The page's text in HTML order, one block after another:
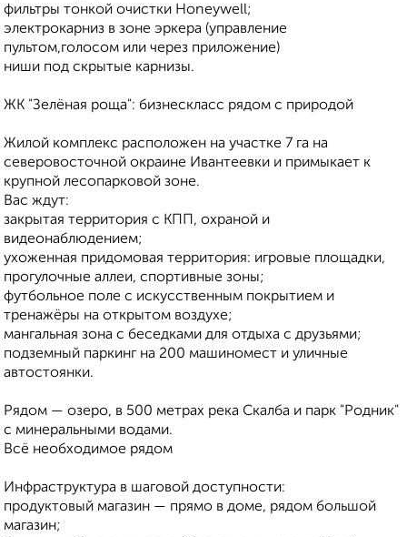
фильтры тонкой очистки Honeywell;
электрокарниз в зоне эркера (управление
пультом,голосом или через приложение)
ниши под скрытые карнизы.
ЖК "Зелёная роща": бизнескласс рядом с природой
Жилой комплекс расположен на участке 7 га на
северовосточной окраине Ивантеевки и примыкает к
крупной лесопарковой зоне.
Вас ждут:
закрытая территория с КПП, охраной и
видеонаблюдением;
ухоженная придомовая территория: игровые площадки,
прогулочные аллеи, спортивные зоны;
футбольное поле с искусственным покрытием и
тренажёры на открытом воздухе;
мангальная зона с беседками для отдыха с друзьями;
подземный паркинг на 200 машиномест и уличные
автостоянки.
Рядом — озеро, в 500 метрах река Скалба и парк "Родник"
с минеральными водами.
Всё необходимое рядом
Инфраструктура в шаговой доступности:
продуктовый магазин — прямо в доме, рядом большой
магазин;